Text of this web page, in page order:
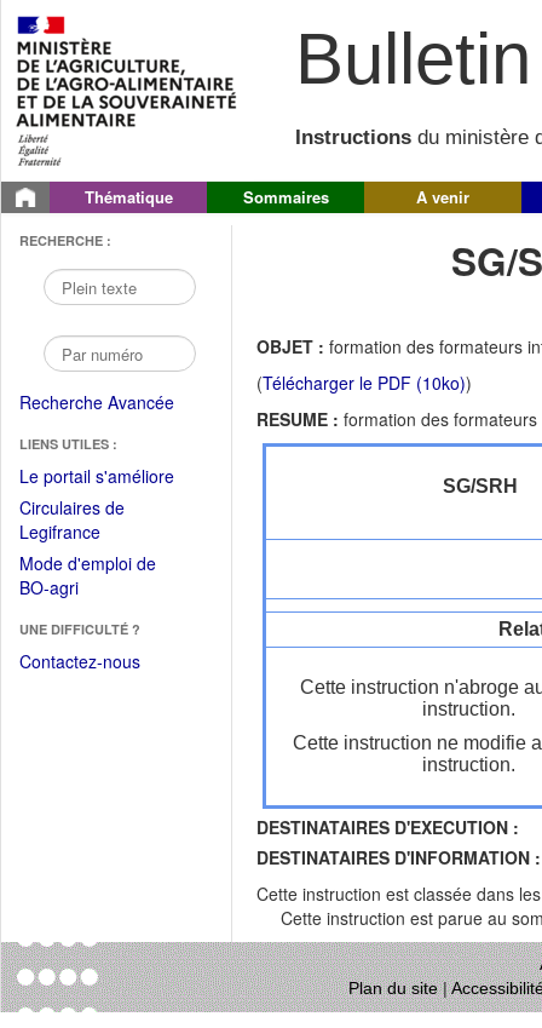
Instructions du ministère
Thématique Sommaires A venir
RECHERCHE :
Recherche Avancée
LIENS UTILES :
Le portail s'améliore(Fichier
Circulaires de
Legifrance(Ouvrir
dans
une
fenêtre)
Mode d'emploi de
BO-agri(Ouvrir
une
nouvelle
UNE DIFFICULTÉ ?
Contactez-nous
SG/
OBJET : formation des formateurs
(Télécharger le PDF (10ko))
RESUME : formation des
SG/SRH
Cette instruction n'abroge
instruction.
Cette instruction ne modifie
instruction.
DESTINATAIRES D'EXECUTION :
DESTINATAIRES D'INFORMATION :
Cette instruction est classée dans
Cette instruction est parue au
Plan du site|